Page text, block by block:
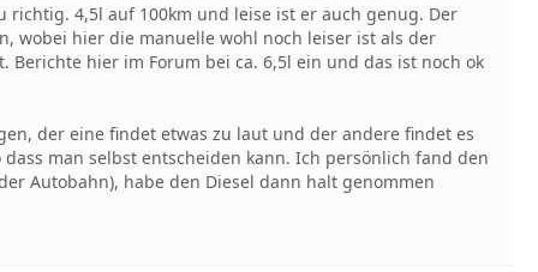
4,5l auf 100km und leise ist er auch genug. Der
wobei hier die manuelle wohl noch leiser ist als der
hier im Forum bei ca. 6,5l ein und das ist noch ok
der eine findet etwas zu laut und der andere findet es
man selbst entscheiden kann. Ich persönlich fand den
Autobahn), habe den Diesel dann halt genommen